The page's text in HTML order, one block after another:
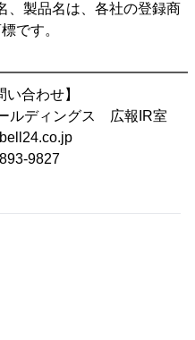
、製品名は、各社の登録商
です。
い合わせ】
ルディングス 広報IR室
9827